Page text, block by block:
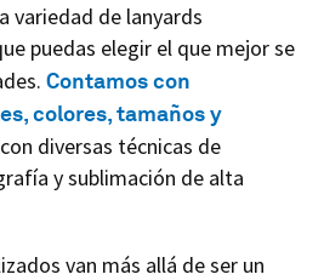
variedad de lanyards
puedas elegir el que mejor se
Contamos con
colores, tamaños y
diversas técnicas de
y sublimación de alta
van más allá de ser un